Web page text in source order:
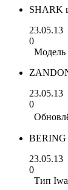
SHARK
23.05.13
0
Модель
23.05.13
0
BERING
23.05.13
0
Тип